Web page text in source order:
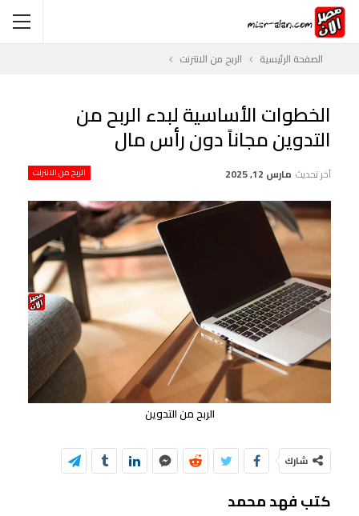
الصفحة الرئيسية الربح من الانترنت
الخطوات الأساسية لبدء الربح من
التدوين مجاناً دون رأس مال
الربح من الانترنت آخر تحديث مارس 12, 2025
الربح من التدوين
شارك
كتب فهد محمد